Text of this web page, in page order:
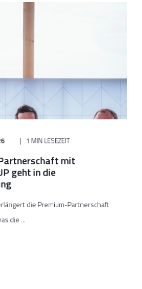
1 MIN LESEZEIT
mit
geht in die
die Premium-Partnerschaft
die ...